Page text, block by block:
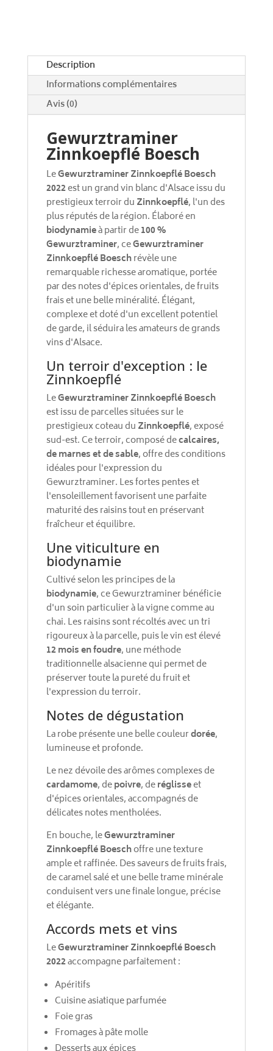
:
Description
Informations complémentaires
Avis (0)
Gewurztraminer
Zinnkoepflé Boesch
LeGewurztraminer Zinnkoepflé Boesch
2022est un grand vin blanc d'Alsace issu du
prestigieux terroir du Zinnkoepflé, l'un des
plus réputés de la région. Élaboré en
biodynamieà partir de100 %
Gewurztraminer, ceGewurztraminer
Zinnkoepflé Boeschrévèle une
remarquable richesse aromatique, portée
par des notes d'épices orientales, de fruits
frais et une belle minéralité. Élégant,
complexe et doté d'un excellent potentiel
de garde, il séduira les amateurs de grands
vins d'Alsace.
Un terroir d'exception : le
Zinnkoepflé
LeGewurztraminer Zinnkoepflé Boesch
est issu de parcelles situées sur le
prestigieux coteau du Zinnkoepflé, exposé
sud-est. Ce terroir, composé decalcaires,
de marnes et de sable, offre des conditions
idéales pour l'expression du
Gewurztraminer. Les fortes pentes et
l'ensoleillement favorisent une parfaite
maturité des raisins tout en préservant
fraîcheur et équilibre.
Une viticulture en
biodynamie
Cultivé selon les principes de la
biodynamie, ce Gewurztraminer bénéficie
d'un soin particulier à la vigne comme au
chai. Les raisins sont récoltés avec un tri
rigoureux à la parcelle, puis le vin est élevé
12 mois en foudre, une méthode
traditionnelle alsacienne qui permet de
préserver toute la pureté du fruit et
l'expression du terroir.
Notes de dégustation
La robe présente une belle couleurdorée,
lumineuse et profonde.
Le nez dévoile des arômes complexes de
cardamome, depoivre, deréglisseet
d'épices orientales, accompagnés de
délicates notes mentholées.
En bouche, leGewurztraminer
Zinnkoepflé Boeschoffre une texture
ample et raffinée. Des saveurs de fruits frais,
de caramel salé et une belle trame minérale
conduisent vers une finale longue, précise
et élégante.
Accords mets et vins
LeGewurztraminer Zinnkoepflé Boesch
2022accompagne parfaitement :
Apéritifs
Cuisine asiatique parfumée
Foie gras
Fromages à pâte molle